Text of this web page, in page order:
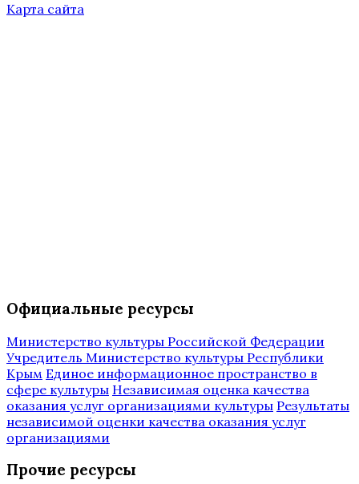
Карта сайта
Официальные ресурсы
Министерство культуры Российской Федерации
Учредитель Министерство культуры Республики
Крым Единое информационное пространство в
сфере культуры Независимая оценка качества
оказания услуг организациями культуры Результаты
независимой оценки качества оказания услуг
организациями
Прочие ресурсы